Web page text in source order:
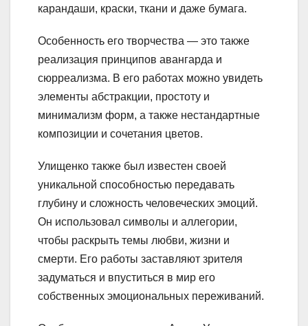
карандаши, краски, ткани и даже бумага.
Особенность его творчества — это также
реализация принципов авангарда и
сюрреализма. В его работах можно увидеть
элементы абстракции, простоту и
минимализм форм, а также нестандартные
композиции и сочетания цветов.
Улищенко также был известен своей
уникальной способностью передавать
глубину и сложность человеческих эмоций.
Он использовал символы и аллегории,
чтобы раскрыть темы любви, жизни и
смерти. Его работы заставляют зрителя
задуматься и впуститься в мир его
собственных эмоциональных переживаний.